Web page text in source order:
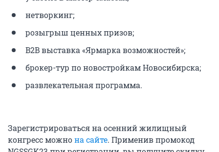
нетворкинг;
розыгрыш ценных призов;
B2B выставка «Ярмарка возможностей»;
брокер-тур по новостройкам Новосибирска;
развлекательная программа.
Зарегистрироваться на осенний жилищный
конгресс можнона сайте. Применив промокод